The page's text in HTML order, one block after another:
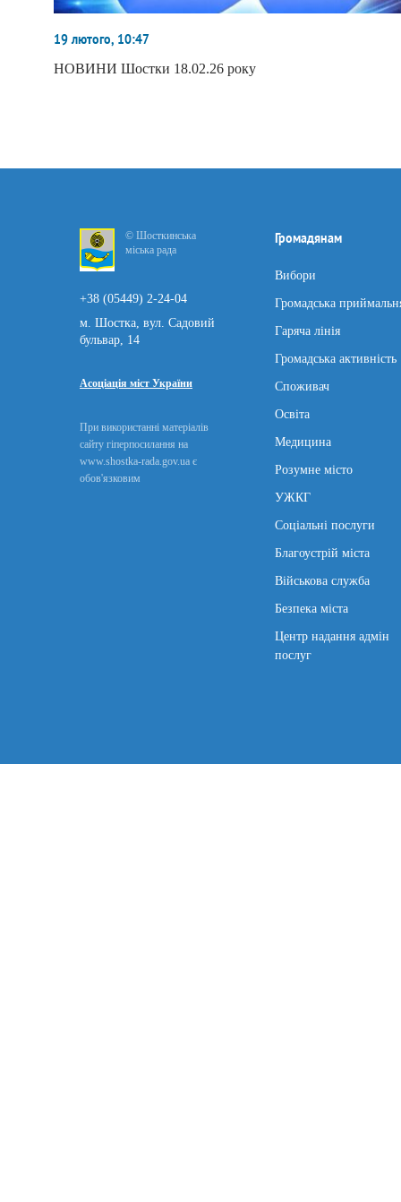
19 лютого, 10:47
НОВИНИ Шостки 18.02.26 року
© Шосткинська
міська рада
+38 (05449) 2-24-04
м. Шостка, вул. Садовий
бульвар, 14
Асоціація міст України
При використанні матеріалів
сайту гіперпосилання на
www.shostka-rada.gov.ua є
обов'язковим
Громадянам
Вибори
Громадська
Гаряча лінія
Громадська активність
Споживач
Освіта
Медицина
Розумне місто
УЖКГ
Соціальні послуги
Благоустрій міста
Військова служба
Безпека міста
Центр надання адмін
послуг